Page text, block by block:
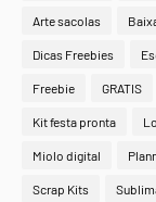
Arte sacolas
Dicas Freebies
Freebie GRATIS
Kit festa pronta
Miolo digital
Scrap Kits